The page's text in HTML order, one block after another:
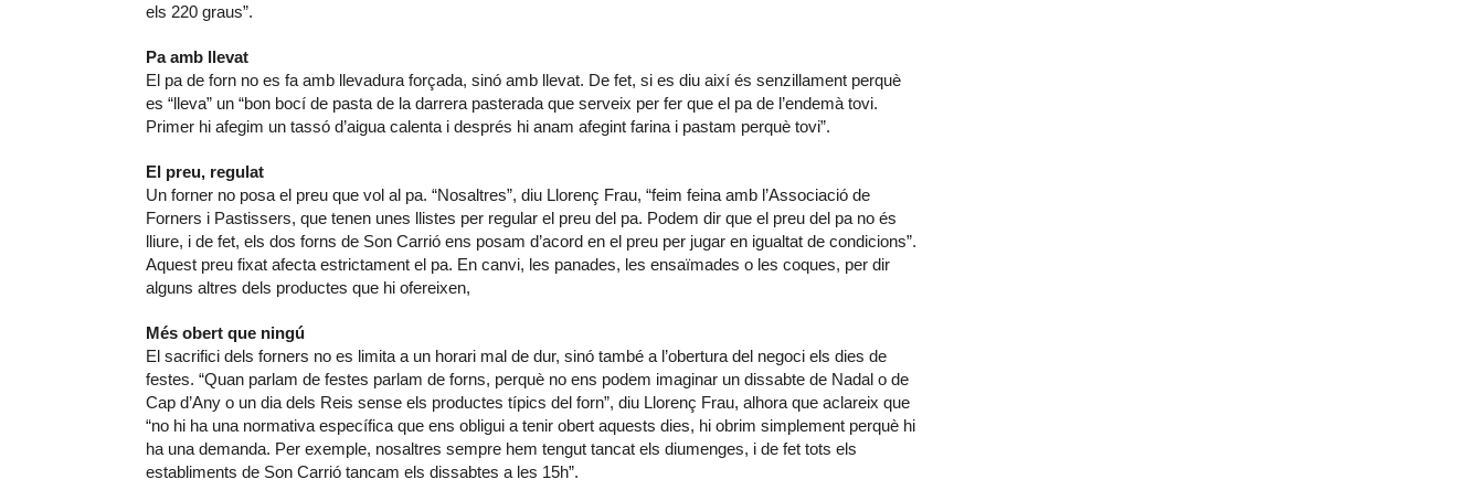
els 220 graus”.
Pa amb llevat
El pa de forn no es fa amb llevadura forçada, sinó amb llevat. De fet, si es diu així és senzillament perquè
es “lleva” un “bon bocí de pasta de la darrera pasterada que serveix per fer que el pa de l’endemà tovi.
Primer hi afegim un tassó d’aigua calenta i després hi anam afegint farina i pastam perquè tovi”.
El preu, regulat
Un forner no posa el preu que vol al pa. “Nosaltres”, diu Llorenç Frau, “feim feina amb l’Associació de
Forners i Pastissers, que tenen unes llistes per regular el preu del pa. Podem dir que el preu del pa no és
lliure, i de fet, els dos forns de Son Carrió ens posam d’acord en el preu per jugar en igualtat de condicions”.
Aquest preu fixat afecta estrictament el pa. En canvi, les panades, les ensaïmades o les coques, per dir
alguns altres dels productes que hi ofereixen,
Més obert que ningú
El sacrifici dels forners no es limita a un horari mal de dur, sinó també a l’obertura del negoci els dies de
festes. “Quan parlam de festes parlam de forns, perquè no ens podem imaginar un dissabte de Nadal o de
Cap d’Any o un dia dels Reis sense els productes típics del forn”, diu Llorenç Frau, alhora que aclareix que
“no hi ha una normativa específica que ens obligui a tenir obert aquests dies, hi obrim simplement perquè hi
ha una demanda. Per exemple, nosaltres sempre hem tengut tancat els diumenges, i de fet tots els
establiments de Son Carrió tancam els dissabtes a les 15h”.